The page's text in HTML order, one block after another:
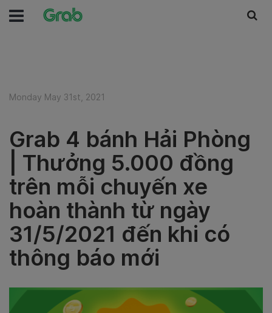
Monday May 31st, 2021
Grab 4 bánh Hải Phòng
| Thưởng 5.000 đồng
trên mỗi chuyến xe
hoàn thành từ ngày
31/5/2021 đến khi có
thông báo mới